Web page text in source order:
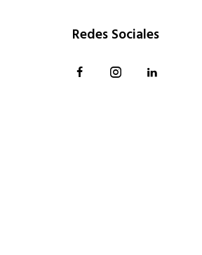
Redes Sociales